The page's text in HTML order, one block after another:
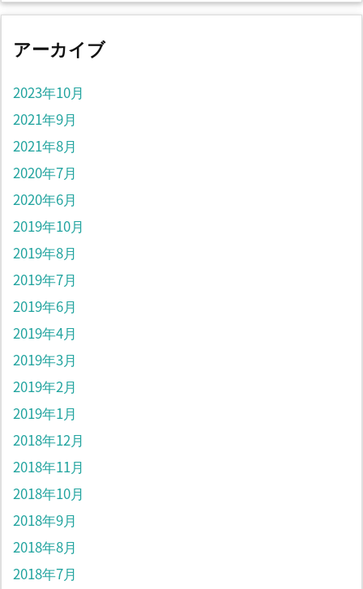
アーカイブ
2023年10月
2021年9月
2021年8月
2020年7月
2020年6月
2019年10月
2019年8月
2019年7月
2019年6月
2019年4月
2019年3月
2019年2月
2019年1月
2018年12月
2018年11月
2018年10月
2018年9月
2018年8月
2018年7月